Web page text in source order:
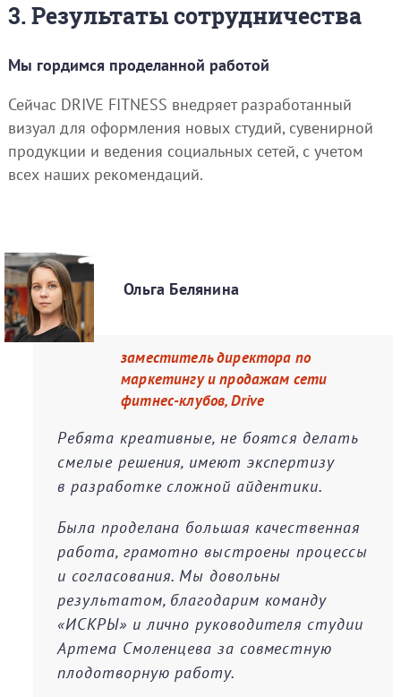
3. Результаты сотрудничества
Мы гордимся проделанной работой
Сейчас DRIVE FITNESS внедряет разработанный
визуал для оформления новых студий, сувенирной
продукции и ведения социальных сетей, с учетом
всех наших рекомендаций.
Ольга Белянина
заместитель директора по
маркетингу и продажам сети
фитнес-клубов, Drive
Ребята креативные, не боятся делать
смелые решения, имеют экспертизу
в разработке сложной айдентики.
Была проделана большая качественная
работа, грамотно выстроены процессы
и согласования. Мы довольны
результатом, благодарим команду
«ИСКРЫ» и лично руководителя студии
Артема Смоленцева за совместную
плодотворную работу.